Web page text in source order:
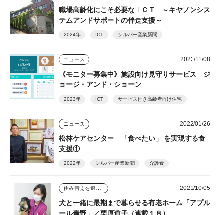
職場高齢化にこそ必要なＩＣＴ ～キヤノンシス
テムアンドサポートの伴走支援～
2024年 ICT シルバー産業新聞
ニュース 2023/11/08
《モニター募集中》施設向け見守りサービス ジ
ョージ・アンド・ショーン
2023年 ICT サービス付き高齢者向け住宅
ニュース 2022/01/26
松林ケアセンター 「食べたい」 を実現する食
支援①
2022年 シルバー産業新聞 介護食
2021/10/05
犬と一緒に最期まで暮らせる有老ホーム「アプル
ール秦野」／栗原道子（連載１８）